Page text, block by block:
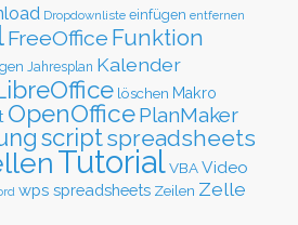
Dropdownliste einfügen entfernen
FreeOffice Funktion
Jahresplan Kalender
löschen Makro
OpenOfficePlanMaker
scriptspreadsheets
TutorialVBAVideo
wps spreadsheets Zeilen Zelle